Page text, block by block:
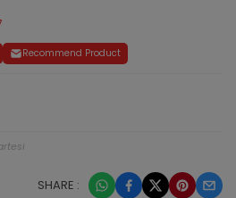
Recommend Product
SHARE :